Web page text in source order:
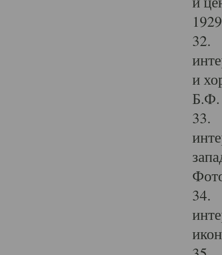
32.
и
Б.Ф.
33.
34.